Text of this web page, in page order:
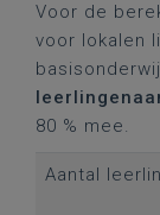
Voor de
voor lokalen
80 % mee.
Aantal